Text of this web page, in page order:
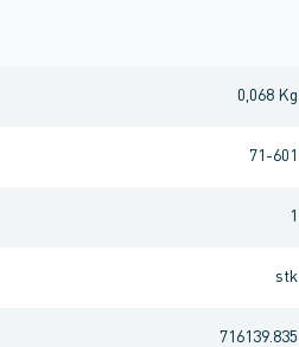
0,068 Kg
71-601
1
stk
716139.835